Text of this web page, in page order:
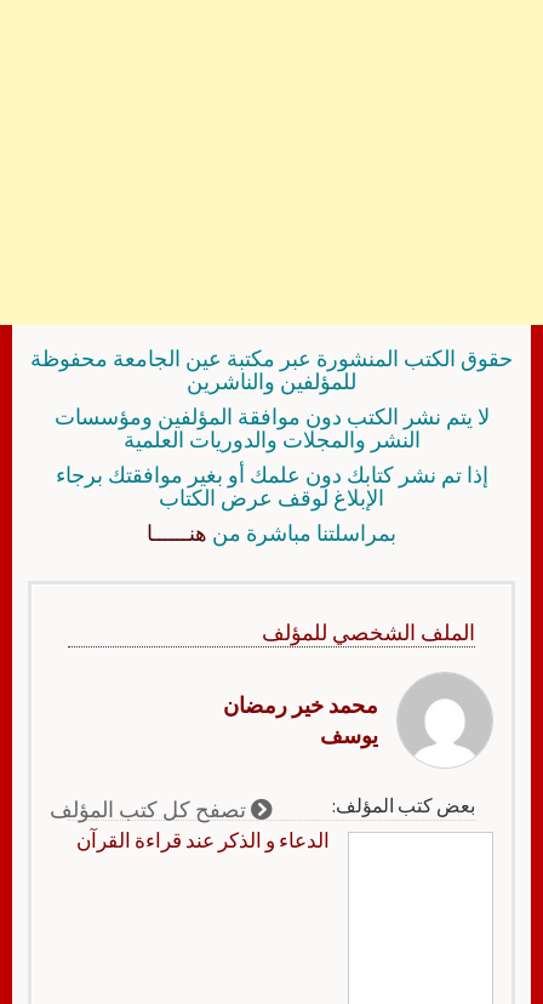
حقوق الكتب المنشورة عبر مكتبة عين الجامعة محفوظة
للمؤلفين والناشرين
لا يتم نشر الكتب دون موافقة المؤلفين ومؤسسات
النشر والمجلات والدوريات العلمية
إذا تم نشر كتابك دون علمك أو بغير موافقتك برجاء
الإبلاغ لوقف عرض الكتاب
بمراسلتنا مباشرة من هنــــــا
الملف الشخصي للمؤلف
محمد خير رمضان
يوسف
بعض كتب المؤلف: تصفح كل كتب المؤلف
الدعاء و الذكر عند قراءة القرآن